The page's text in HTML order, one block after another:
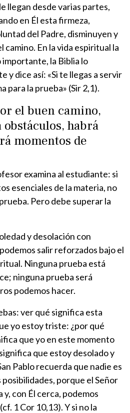
llegan desde varias partes,
en Él esta firmeza,
del Padre, disminuyen y
camino. En la vida espiritual la
la Biblia lo
y dice así: «Si te llegas a servir
para la prueba» (Sir 2,1).
el buen camino,
habrá
momentos de
examina al estudiante: si
esenciales de la materia, no
Pero debe superar la
y desolación con
salir reforzados bajo el
Ninguna prueba está
ninguna prueba será
podemos hacer.
ver qué significa esta
yo estoy triste: ¿por qué
que yo en este momento
que estoy desolado y
Pablo recuerda que nadie es
porque el Señor
y, con Él cerca, podemos
1 Cor 10,13). Y si no la